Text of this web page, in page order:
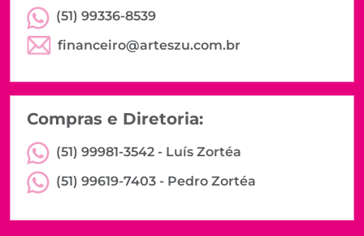
(51) 99336-8539
financeiro@arteszu.com.br
Compras e Diretoria:
(51) 99981-3542 - Luís Zortéa
(51) 99619-7403 - Pedro Zortéa